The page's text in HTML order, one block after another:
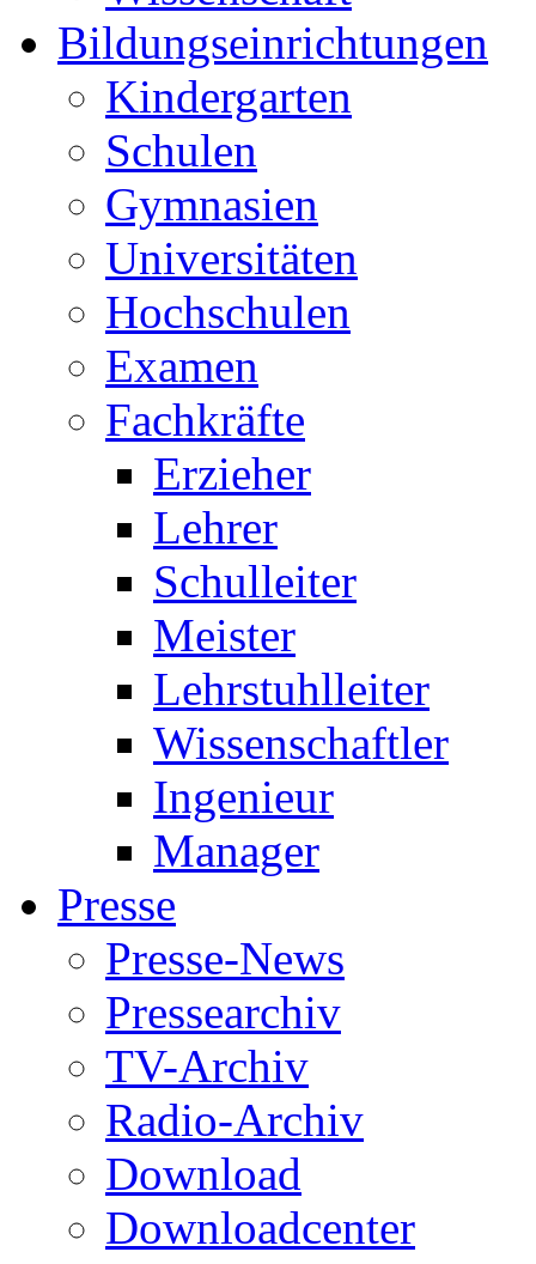
Bildungseinrichtungen
Kindergarten
Schulen
Gymnasien
Universitäten
Hochschulen
Examen
Fachkräfte
Erzieher
Lehrer
Schulleiter
Meister
Lehrstuhlleiter
Wissenschaftler
Ingenieur
Manager
Presse
Presse-News
Pressearchiv
TV-Archiv
Radio-Archiv
Download
Downloadcenter